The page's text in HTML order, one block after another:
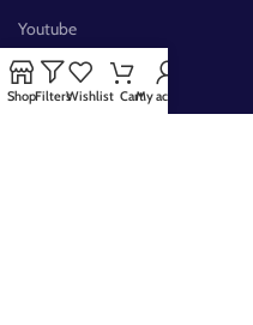
Youtube
Pinterest
FB Group
ShopFiltersWishlist CartMy account